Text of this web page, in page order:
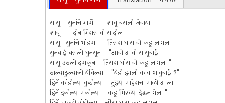
सासू - सुनांचे गाणें - शावू बसली जेवाया
शावू - दोन गिरास वो सादील
सासू- सुनांचे भांडण तिसरा घास वो कडू लागला
सुनबाई बसली धुनसून "आवो आवो सासूबाई
सासू उठली दणकून तिसरा घांस वो कडू लागला "
ठाल्याठुल्याजी येविल्या "येडी झाली काय शावुबाई ?"
हिनें कांडील्या कुटील्या तुझ्या माहेराचा माळी आला
हिनें दळील्या मळील्या कडू मिरच्या देऊन गेला "